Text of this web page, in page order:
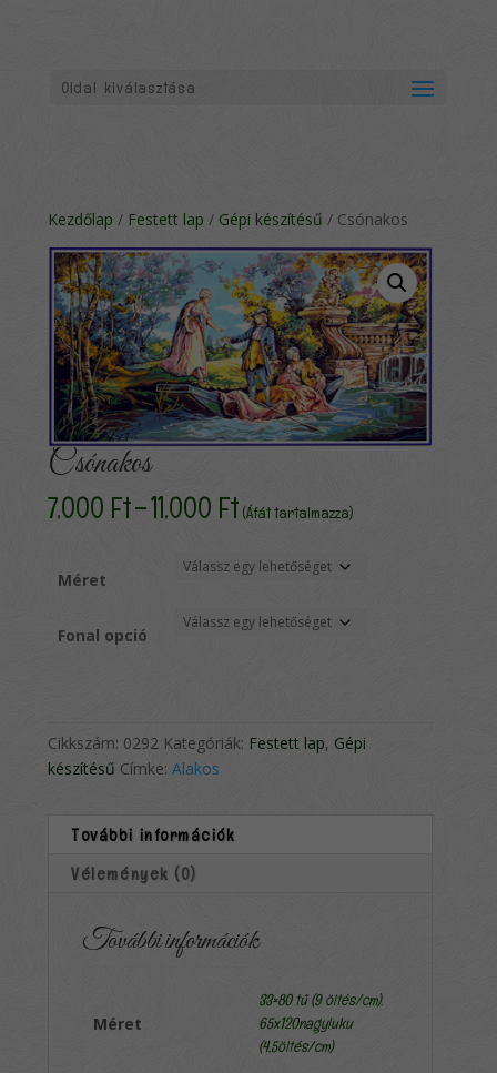
Oldal kiválasztása
Kezdőlap / Festett lap / Gépi készítésű / Csónakos
Csónakos
7,000 Ft–11,000 FtÁrtartomány:
7,000 Ft
-
11,000 Ft
(Áfát tartalmazza)
Méret
Fonal opció
Cikkszám: 0292 Kategóriák: Festett lap, Gépi
készítésű Címke:Alakos
További információk
Vélemények (0)
További információk
Méret
33×80 tű (9 öltés/cm),
65x120nagyluku
(4,5öltés/cm)